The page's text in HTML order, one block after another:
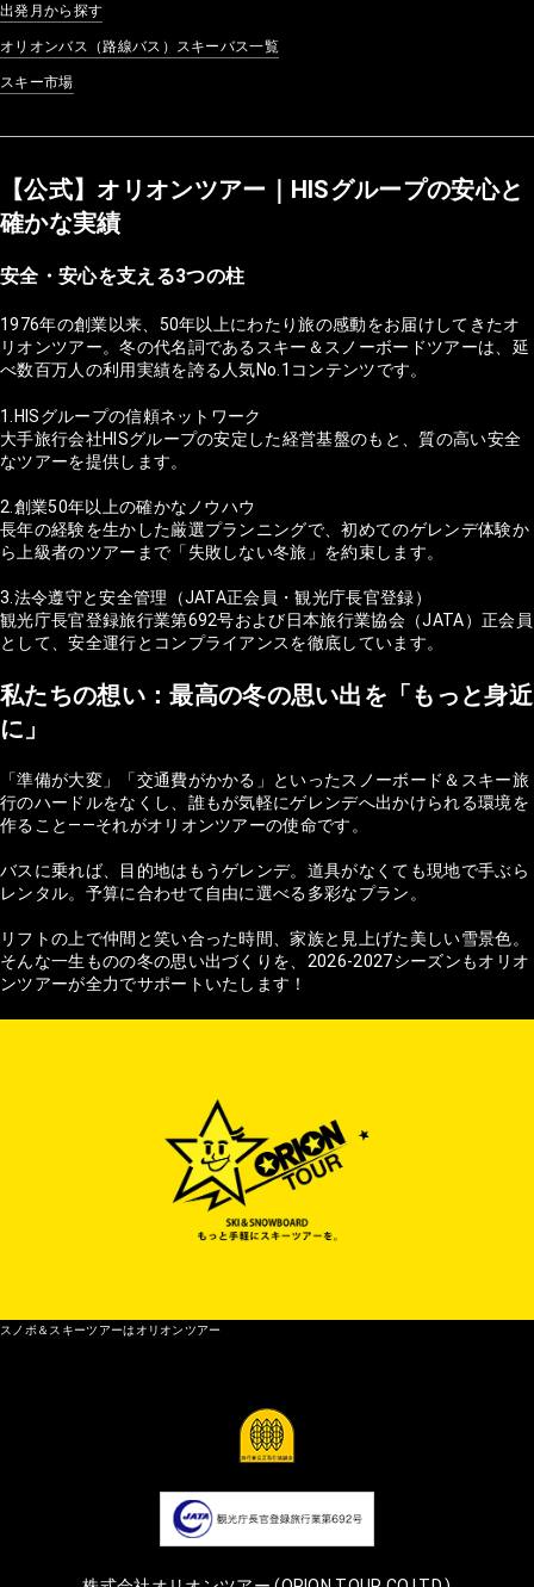
出発月から探す
オリオンバス（路線バス）スキーバス一覧
スキー市場
【公式】オリオンツアー｜HISグループの安心と
確かな実績
安全・安心を支える3つの柱
1976年の創業以来、50年以上にわたり旅の感動をお届けしてきたオ
リオンツアー。冬の代名詞であるスキー＆スノーボードツアーは、延
べ数百万人の利用実績を誇る人気No.1コンテンツです。
1.HISグループの信頼ネットワーク
大手旅行会社HISグループの安定した経営基盤のもと、質の高い安全
なツアーを提供します。
2.創業50年以上の確かなノウハウ
長年の経験を生かした厳選プランニングで、初めてのゲレンデ体験か
ら上級者のツアーまで「失敗しない冬旅」を約束します。
3.法令遵守と安全管理（JATA正会員・観光庁長官登録）
観光庁長官登録旅行業第692号および日本旅行業協会（JATA）正会員
として、安全運行とコンプライアンスを徹底しています。
私たちの想い：最高の冬の思い出を「もっと身近
に」
「準備が大変」「交通費がかかる」といったスノーボード＆スキー旅
行のハードルをなくし、誰もが気軽にゲレンデへ出かけられる環境を
作ること——それがオリオンツアーの使命です。
バスに乗れば、目的地はもうゲレンデ。道具がなくても現地で手ぶら
レンタル。予算に合わせて自由に選べる多彩なプラン。
リフトの上で仲間と笑い合った時間、家族と見上げた美しい雪景色。
そんな一生ものの冬の思い出づくりを、2026-2027シーズンもオリオ
ンツアーが全力でサポートいたします！
スノボ＆スキーツアーはオリオンツアー